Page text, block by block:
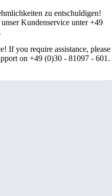
zu entschuldigen!
Kundenservice unter +49
If you require assistance, please
on +49 (0)30 - 81097 - 601.